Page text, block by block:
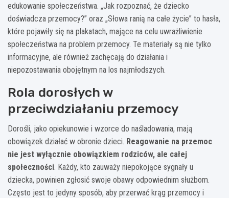
edukowanie społeczeństwa. „Jak rozpoznać, że dziecko
doświadcza przemocy?” oraz „Słowa ranią na całe życie” to hasła,
które pojawiły się na plakatach, mające na celu uwrażliwienie
społeczeństwa na problem przemocy. Te materiały są nie tylko
informacyjne, ale również zachęcają do działania i
niepozostawania obojętnym na los najmłodszych.
Rola dorosłych w
przeciwdziałaniu przemocy
Dorośli, jako opiekunowie i wzorce do naśladowania, mają
obowiązek działać w obronie dzieci. Reagowanie na przemoc
nie jest wyłącznie obowiązkiem rodziców, ale całej
społeczności. Każdy, kto zauważy niepokojące sygnały u
dziecka, powinien zgłosić swoje obawy odpowiednim służbom.
Często jest to jedyny sposób, aby przerwać krąg przemocy i